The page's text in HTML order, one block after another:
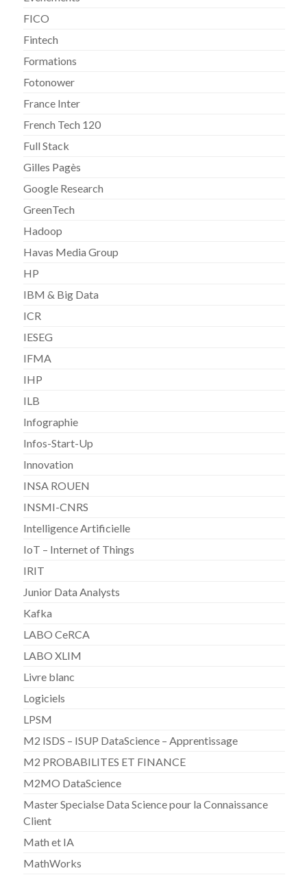
FICO
Fintech
Formations
Fotonower
France Inter
French Tech 120
Full Stack
Gilles Pagès
Google Research
GreenTech
Hadoop
Havas Media Group
HP
IBM & Big Data
ICR
IESEG
IFMA
IHP
ILB
Infographie
Infos-Start-Up
Innovation
INSA ROUEN
INSMI-CNRS
Intelligence Artificielle
IoT – Internet of Things
IRIT
Junior Data Analysts
Kafka
LABO CeRCA
LABO XLIM
Livre blanc
Logiciels
LPSM
M2 ISDS – ISUP DataScience – Apprentissage
M2 PROBABILITES ET FINANCE
M2MO DataScience
Master Specialse Data Science pour la Connaissance
Client
Math et IA
MathWorks